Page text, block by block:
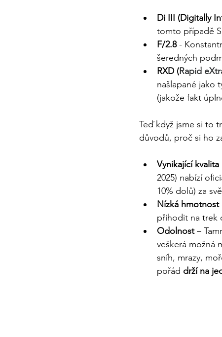
Di III (Digitally
tomto případě
F/2.8 -
šeredných
RXD (Rapid
našlapané jako
(jakože fakt
Teď když jsme si to
důvodů, proč si ho
Vynikající
2025) nabízí
10% dolů) za
Nízká hmotnost
přihodit na trek
Odolnost –
veškerá možná
sníh, mrazy,
pořád drží na